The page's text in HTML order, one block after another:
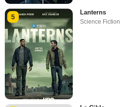
5
Lanterns
Science Fiction